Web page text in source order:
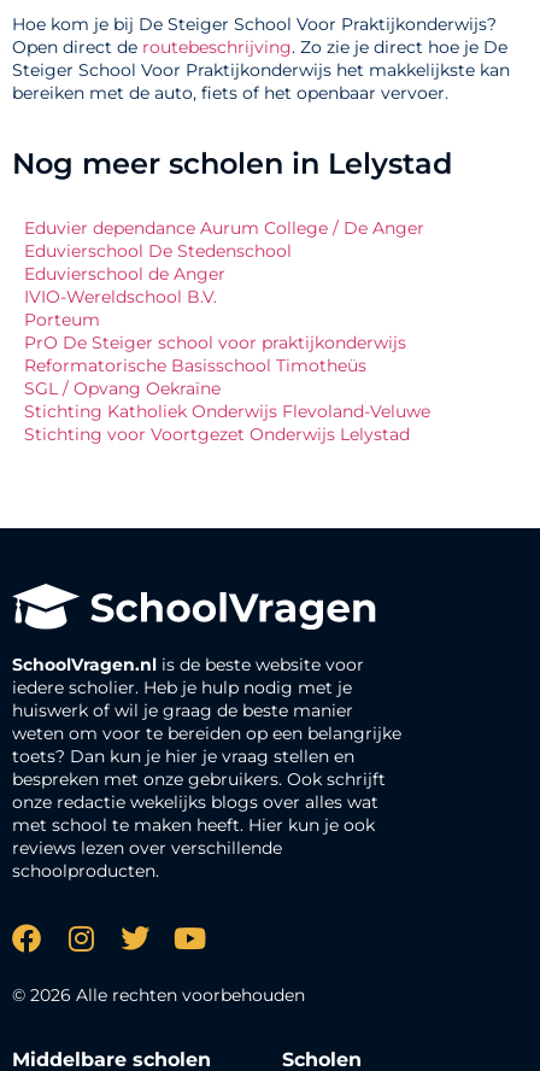
Hoe kom je bij De Steiger School Voor Praktijkonderwijs?
Open direct de routebeschrijving. Zo zie je direct hoe je De
Steiger School Voor Praktijkonderwijs het makkelijkste kan
bereiken met de auto, fiets of het openbaar vervoer.
Nog meer scholen in Lelystad
Eduvier dependance Aurum College / De Anger
Eduvierschool De Stedenschool
Eduvierschool de Anger
IVIO-Wereldschool B.V.
Porteum
PrO De Steiger school voor praktijkonderwijs
Reformatorische Basisschool Timotheüs
SGL / Opvang Oekraïne
Stichting Katholiek Onderwijs Flevoland-Veluwe
Stichting voor Voortgezet Onderwijs Lelystad
SchoolVragen.nl is de beste website voor
iedere scholier. Heb je hulp nodig met je
huiswerk of wil je graag de beste manier
weten om voor te bereiden op een belangrijke
toets? Dan kun je hier je vraag stellen en
bespreken met onze gebruikers. Ook schrijft
onze redactie wekelijks blogs over alles wat
met school te maken heeft. Hier kun je ook
reviews lezen over verschillende
schoolproducten.
© 2026 Alle rechten voorbehouden
Middelbare scholen Scholen